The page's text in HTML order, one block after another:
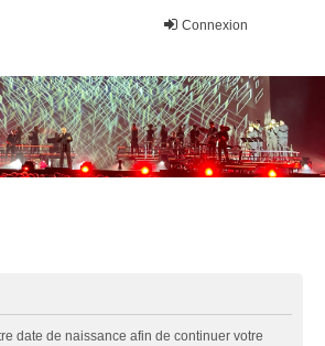
Connexion
date de naissance afin de continuer votre